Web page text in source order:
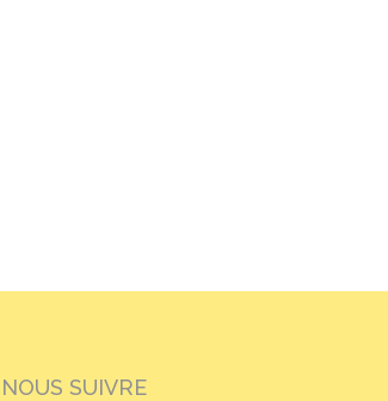
NOUS SUIVRE